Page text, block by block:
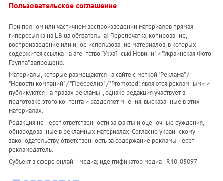
Пользовательское соглашение
При полном или частичном воспроизведении материалов прямая
гиперссылка на LB.ua обязательна! Перепечатка, копирование,
воспроизведение или иное использование материалов, в которых
содержится ссылка на агентство "Українськi Новини" и "Украинская Фото
Группа" запрещено.
Материалы, которые размещаются на сайте с меткой "Реклама" /
"Новости компаний" / "Пресрелиз" / "Promoted", являются рекламными и
публикуются на правах рекламы. , однако редакция участвует в
подготовке этого контента и разделяет мнения, высказанные в этих
материалах.
Редакция не несет ответственности за факты и оценочные суждения,
обнародованные в рекламных материалах. Согласно украинскому
законодательству, ответственность за содержание рекламы несет
рекламодатель.
Субъект в сфере онлайн-медиа; идентификатор медиа - R40-05097